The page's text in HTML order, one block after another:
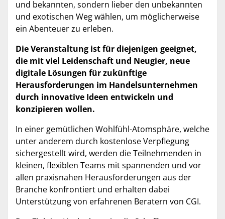
und bekannten, sondern lieber den unbekannten
und exotischen Weg wählen, um möglicherweise
ein Abenteuer zu erleben.
Die Veranstaltung ist für diejenigen geeignet,
die mit viel Leidenschaft und Neugier, neue
digitale Lösungen für zukünftige
Herausforderungen im Handelsunternehmen
durch innovative Ideen entwickeln und
konzipieren wollen.
In einer gemütlichen Wohlfühl-Atomsphäre, welche
unter anderem durch kostenlose Verpflegung
sichergestellt wird, werden die Teilnehmenden in
kleinen, flexiblen Teams mit spannenden und vor
allen praxisnahen Herausforderungen aus der
Branche konfrontiert und erhalten dabei
Unterstützung von erfahrenen Beratern von CGI.